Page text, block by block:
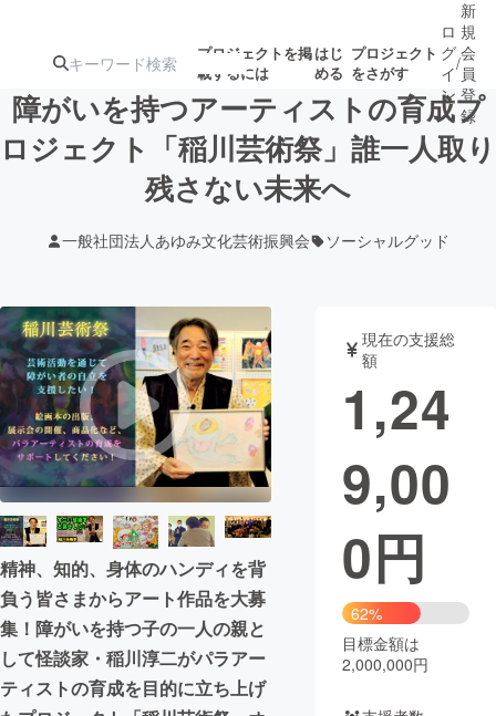
プロジェクトを掲
載するには
はじ
める
プロジェクト
をさがす
注目のリ 注目の新着プロ
ジェクト
募集終了が近いプ
テクノロジー・ガジェット
映像・映画 書籍・雑誌
ビジネス・起業 チャレンジ
まちづくり・地域活性化
CAMPFIRE for Social Good
CAMPFIRE Creation
CAMPFIREふるさと納税machi-ya コミュニティ
ロ
グ
イ
ン
/
新
規
会
員
登
録
障がいを持つアーティストの育成プ
ロジェクト「稲川芸術祭」誰一人取り
残さない未来へ
一般社団法人あゆみ文化芸術振興会 ソーシャルグッド
精神、知的、身体のハンディを背
負う皆さまからアート作品を大募
集！障がいを持つ子の一人の親と
して怪談家・稲川淳二がパラアー
ティストの育成を目的に立ち上げ
現在の支援総
額
1,24
9,00
0円
62%
目標金額は
2,000,000円